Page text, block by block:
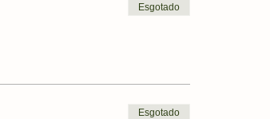
Esgotado
Esgotado